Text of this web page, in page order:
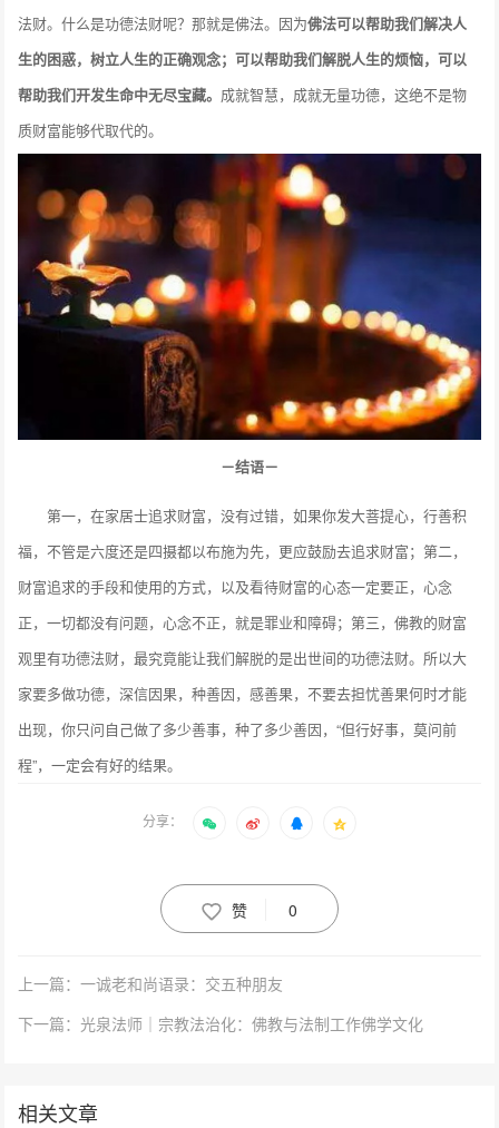
法财。什么是功德法财呢？那就是佛法。因为佛法可以帮助我们解决人
生的困惑，树立人生的正确观念；可以帮助我们解脱人生的烦恼，可以
帮助我们开发生命中无尽宝藏。 成就智慧，成就无量功德，这绝不是物
质财富能够代取代的。
－结语－
第一，在家居士追求财富，没有过错，如果你发大菩提心，行善积
福，不管是六度还是四摄都以布施为先，更应鼓励去追求财富；第二，
财富追求的手段和使用的方式，以及看待财富的心态一定要正，心念
正，一切都没有问题，心念不正，就是罪业和障碍；第三，佛教的财富
观里有功德法财，最究竟能让我们解脱的是出世间的功德法财。所以大
家要多做功德，深信因果，种善因，感善果，不要去担忧善果何时才能
出现，你只问自己做了多少善事，种了多少善因，“但行好事，莫问前
程”，一定会有好的结果。
分享：
赞 0
上一篇：一诚老和尚语录：交五种朋友
下一篇：光泉法师｜宗教法治化：佛教与法制工作佛学文化
相关文章